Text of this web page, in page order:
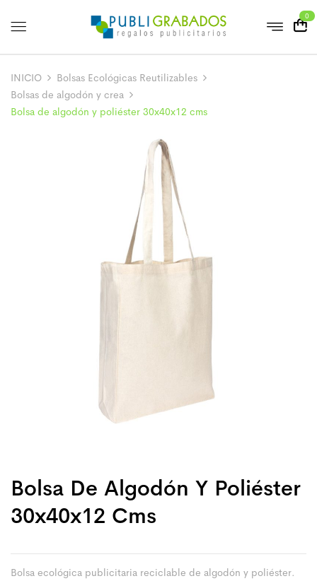
0
INICIO
Bolsas Ecológicas Reutilizables
Bolsas de algodón y crea
Bolsa de algodón y poliéster 30x40x12 cms
Bolsa De Algodón Y Poliéster
30x40x12 Cms
Bolsa ecológica publicitaria reciclable de algodón y poliéster.